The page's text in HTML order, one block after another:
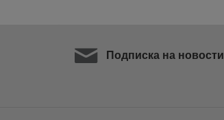
Подписка на новости